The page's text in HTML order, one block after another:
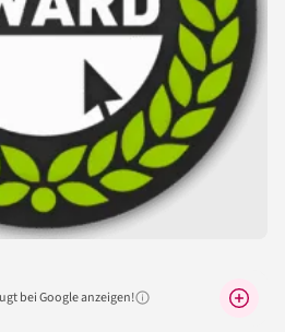
bei Google anzeigen!Warum lohnt sich das?